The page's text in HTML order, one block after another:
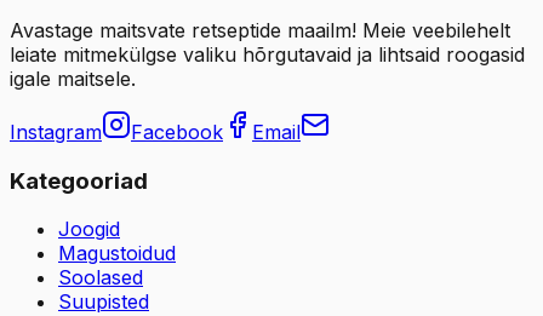
Avastage maitsvate retseptide maailm! Meie veebilehelt
leiate mitmekülgse valiku hõrgutavaid ja lihtsaid roogasid
igale maitsele.
Instagram Facebook Email
Kategooriad
Joogid
Magustoidud
Soolased
Suupisted